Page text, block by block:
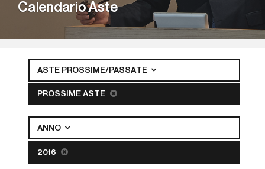
Calendario Aste
ASTE PROSSIME/PASSATE
PROSSIME ASTE
ANNO
2016